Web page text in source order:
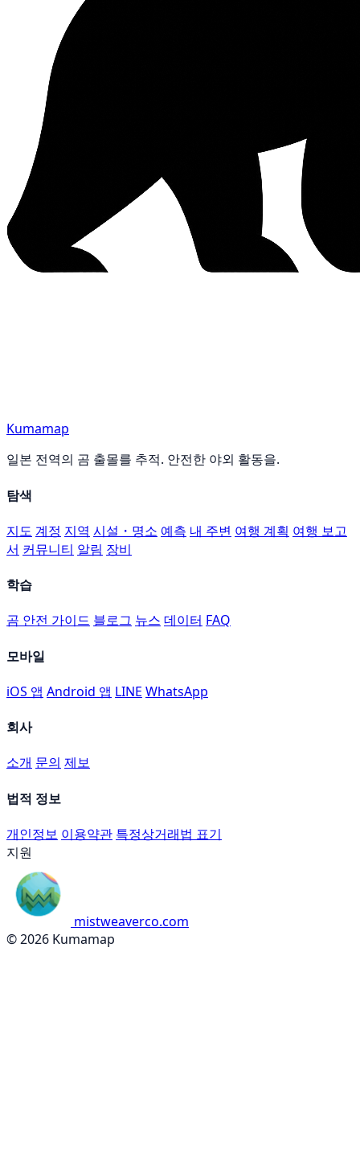
Kumamap
일본 전역의 곰 출몰를 추적. 안전한 야외 활동을.
탐색
지도 계정 지역 시설・명소 예측 내 주변 여행 계획 여행 보고
서 커뮤니티 알림 장비
학습
곰 안전 가이드 블로그 뉴스 데이터 FAQ
모바일
iOS 앱 Android 앱 LINE WhatsApp
회사
소개 문의 제보
법적 정보
개인정보 이용약관 특정상거래법 표기
지원
mistweaverco.com
© 2026 Kumamap